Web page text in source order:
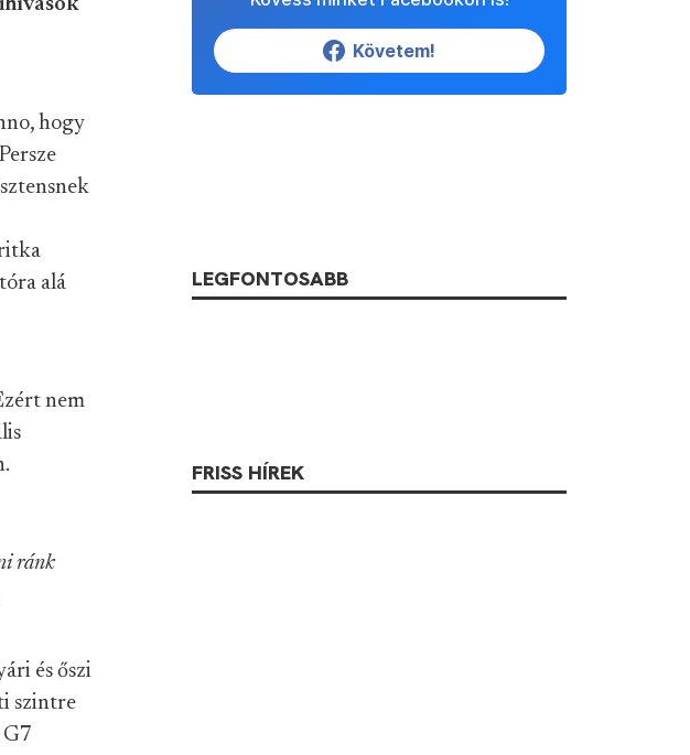
hogy
alá
nem
ránk
és őszi
szintre
G7
Követem!
LEGFONTOSABB
FRISS HÍREK